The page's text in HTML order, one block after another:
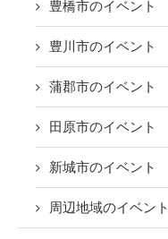
豊橋市のイベント
豊川市のイベント
蒲郡市のイベント
田原市のイベント
新城市のイベント
周辺地域のイベント